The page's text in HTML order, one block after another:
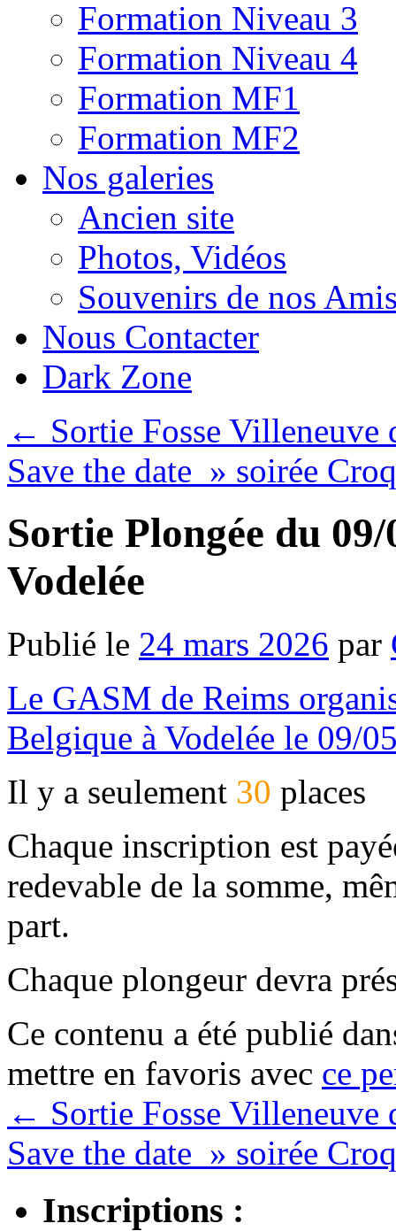
Formation Niveau 3
Formation Niveau 4
Formation MF1
Formation MF2
Nos galeries
Ancien site
Photos, Vidéos
Souvenirs de nos
Nous Contacter
Dark Zone
← Sortie Fosse
Save the date » soirée
Sortie Plongée du
Vodelée
Publié le 24 mars 2026 par
Le GASM de Reims
Belgique à Vodelée le 09/
Il y a seulement 30 places
Chaque inscription est
redevable de la somme,
part.
Chaque plongeur devra
Ce contenu a été publié
mettre en favoris avec ce
← Sortie Fosse
Save the date » soirée
Inscriptions :